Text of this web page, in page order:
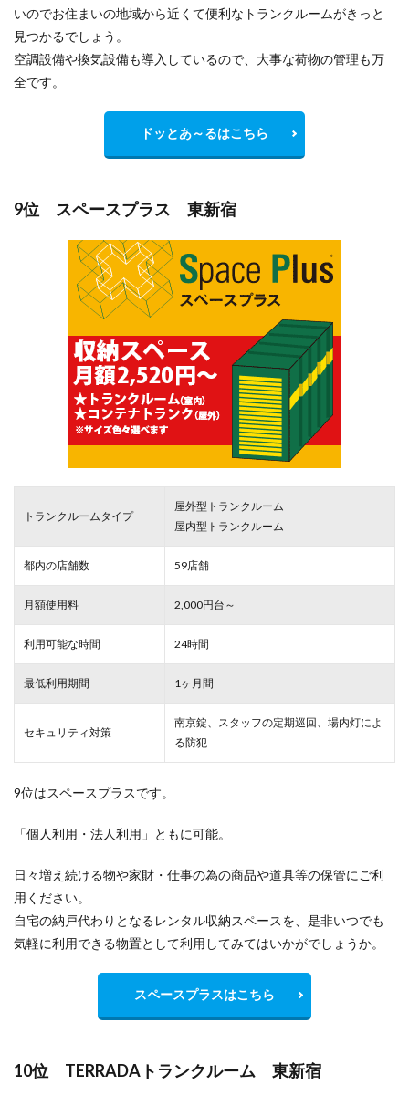
いのでお住まいの地域から近くて便利なトランクルームがきっと
見つかるでしょう。
空調設備や換気設備も導入しているので、大事な荷物の管理も万
全です。
ドッとあ～るはこちら
9位 スペースプラス 東新宿
トランクルームタイプ
屋外型トランクルーム
屋内型トランクルーム
都内の店舗数 59店舗
月額使用料 2,000円台～
利用可能な時間 24時間
最低利用期間 1ヶ月間
セキュリティ対策
南京錠、スタッフの定期巡回、場内灯によ
る防犯
9位はスペースプラスです。
「個人利用・法人利用」ともに可能。
日々増え続ける物や家財・仕事の為の商品や道具等の保管にご利
用ください。
自宅の納戸代わりとなるレンタル収納スペースを、是非いつでも
気軽に利用できる物置として利用してみてはいかがでしょうか。
スペースプラスはこちら
10位 TERRADAトランクルーム 東新宿